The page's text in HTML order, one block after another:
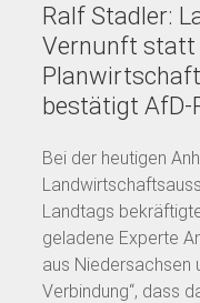
Ralf Stadler:
Vernunft statt
bestätigt AfD-
Bei der heutigen
Landtags
geladene Experte
aus Niedersachsen
Verbindung“, dass